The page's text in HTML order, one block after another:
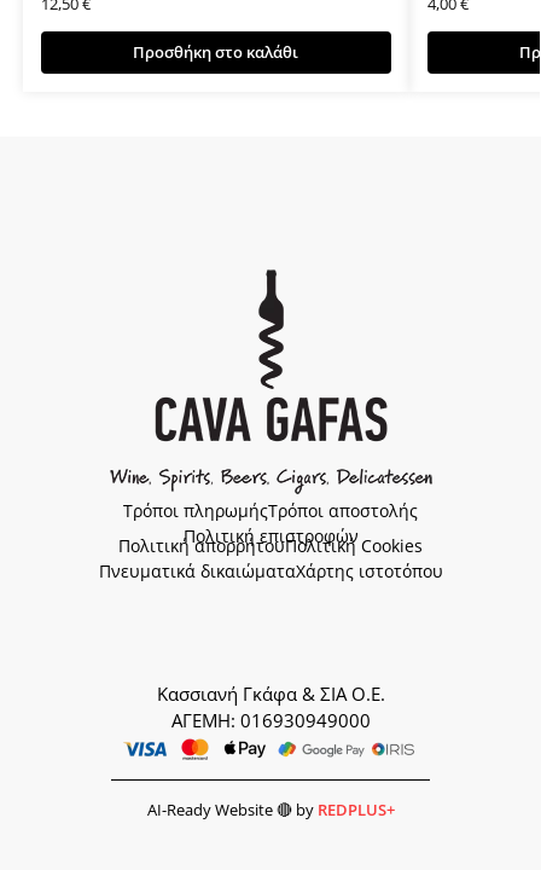
Προσθήκη στο καλάθι
Τρόποι πληρωμήςΤρόποι αποστολής
Πολιτική επιστροφών
Πολιτική απορρήτουΠολιτική Cookies
Πνευματικά δικαιώματαΧάρτης ιστοτόπου
Κασσιανή Γκάφα & ΣΙΑ Ο.Ε.
ΑΓΕΜΗ: 016930949000
AI-Ready Website 🔴 by REDPLUS+